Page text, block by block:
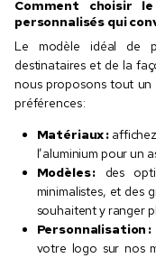
Comment choisir
personnalisés qui
Le modèle idéal de
destinataires et de la
nous proposons tout
préférences :
Matériaux :affichez
l’aluminium pour un
Modèles : des
minimalistes, et des
souhaitent y ranger
Personnalisation :
votre logo sur nos